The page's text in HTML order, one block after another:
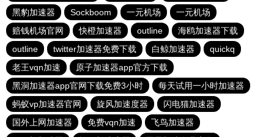
黑豹加速器
Sockboom 一元机场
一元机场
赔钱机场官网
快橙加速器 outline
海鸥加速器下载
outline
twitter加速器免费下载 白鲸加速器
quickq
老王vqn加速
原子加速器app官方下载
黑洞加速器app官网下载免费3小时
每天试用一小时加速器
蚂蚁vp加速器官网
旋风加速度器
闪电猫加速器
国外上网加速器
免费vqn加速
飞鸟加速器